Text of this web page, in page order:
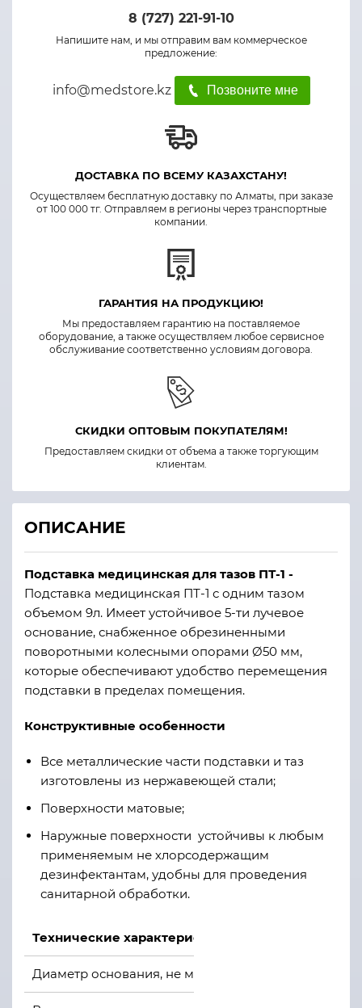
8 (727) 221-91-10
Напишите нам, и мы отправим вам коммерческое
предложение:
info@medstore.kz Позвоните мне
ДОСТАВКА ПО ВСЕМУ КАЗАХСТАНУ!
Осуществляем бесплатную доставку по Алматы, при заказе
от 100 000 тг. Отправляем в регионы через транспортные
компании.
ГАРАНТИЯ НА ПРОДУКЦИЮ!
Мы предоставляем гарантию на поставляемое
оборудование, а также осуществляем любое сервисное
обслуживание соответственно условиям договора.
СКИДКИ ОПТОВЫМ ПОКУПАТЕЛЯМ!
Предоставляем скидки от объема а также торгующим
клиентам.
ОПИСАНИЕ
Подставка медицинская для тазов ПТ-1 -
Подставка медицинская ПТ-1 с одним тазом
объемом 9л. Имеет устойчивое 5-ти лучевое
основание, снабженное обрезиненными
поворотными колесными опорами Ø50 мм,
которые обеспечивают удобство перемещения
подставки в пределах помещения.
Конструктивные особенности
Все металлические части подставки и таз
изготовлены из нержавеющей стали;
Поверхности матовые;
Наружные поверхности устойчивы к любым
применяемым не хлорсодержащим
дезинфектантам, удобны для проведения
санитарной обработки.
Технические характеристики
Диаметр основания, не менее